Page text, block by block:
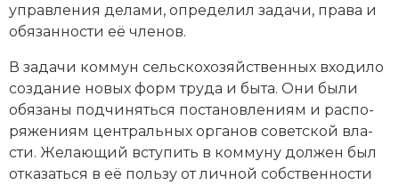
управ­ле­ния де­ла­ми, оп­ре­де­лил за­да­чи, пра­ва и
обя­зан­но­сти её чле­нов.
В за­да­чи коммун сельскохозяйственных вхо­ди­ло
соз­да­ние но­вых форм тру­да и бы­та. Они бы­ли
обя­за­ны под­чи­нять­ся по­ста­нов­ле­ни­ям и рас­по­
ря­же­ни­ям центральных ор­га­нов советской вла­
сти. Же­лаю­щий всту­пить в ком­му­ну дол­жен был
от­ка­зать­ся в её поль­зу от лич­ной соб­ст­вен­но­сти